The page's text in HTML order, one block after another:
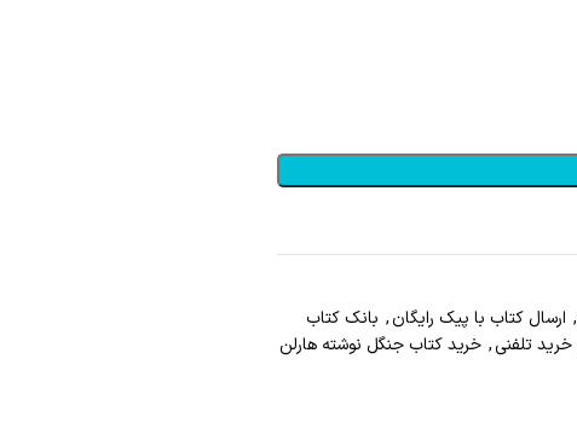
, ارسال کتاب با پيک رايگان, بانک کتاب
خريد تلفني, خرید کتاب جنگل نوشته هارلن